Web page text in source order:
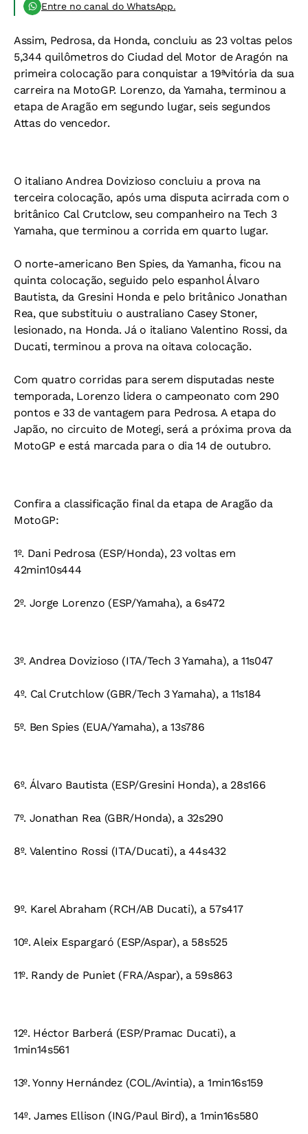
Entre no canal do WhatsApp.
Assim, Pedrosa, da Honda, concluiu as 23 voltas pelos
5,344 quilômetros do Ciudad del Motor de Aragón na
primeira colocação para conquistar a 19ªvitória da sua
carreira na MotoGP. Lorenzo, da Yamaha, terminou a
etapa de Aragão em segundo lugar, seis segundos
Attas do vencedor.
O italiano Andrea Dovizioso concluiu a prova na
terceira colocação, após uma disputa acirrada com o
britânico Cal Crutclow, seu companheiro na Tech 3
Yamaha, que terminou a corrida em quarto lugar.
O norte-americano Ben Spies, da Yamanha, ficou na
quinta colocação, seguido pelo espanhol Álvaro
Bautista, da Gresini Honda e pelo britânico Jonathan
Rea, que substituiu o australiano Casey Stoner,
lesionado, na Honda. Já o italiano Valentino Rossi, da
Ducati, terminou a prova na oitava colocação.
Com quatro corridas para serem disputadas neste
temporada, Lorenzo lidera o campeonato com 290
pontos e 33 de vantagem para Pedrosa. A etapa do
Japão, no circuito de Motegi, será a próxima prova da
MotoGP e está marcada para o dia 14 de outubro.
Confira a classificação final da etapa de Aragão da
MotoGP:
1º. Dani Pedrosa (ESP/Honda), 23 voltas em
42min10s444
2º. Jorge Lorenzo (ESP/Yamaha), a 6s472
3º. Andrea Dovizioso (ITA/Tech 3 Yamaha), a 11s047
4º. Cal Crutchlow (GBR/Tech 3 Yamaha), a 11s184
5º. Ben Spies (EUA/Yamaha), a 13s786
6º. Álvaro Bautista (ESP/Gresini Honda), a 28s166
7º. Jonathan Rea (GBR/Honda), a 32s290
8º. Valentino Rossi (ITA/Ducati), a 44s432
9º. Karel Abraham (RCH/AB Ducati), a 57s417
10º. Aleix Espargaró (ESP/Aspar), a 58s525
11º. Randy de Puniet (FRA/Aspar), a 59s863
12º. Héctor Barberá (ESP/Pramac Ducati), a
1min14s561
13º. Yonny Hernández (COL/Avintia), a 1min16s159
14º. James Ellison (ING/Paul Bird), a 1min16s580